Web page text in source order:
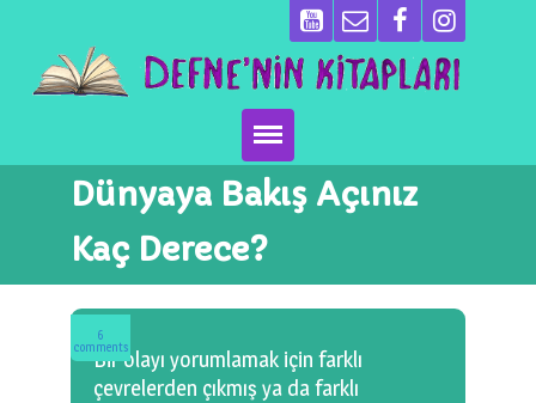
Ana Sayfa
Kitaplarımız
Ben Kimim?
Emeği Geçenler
Dünyaya Bakış Açınız
Kaç Derece?
6
comments
Bir olayı yorumlamak için farklı
çevrelerden çıkmış ya da farklı